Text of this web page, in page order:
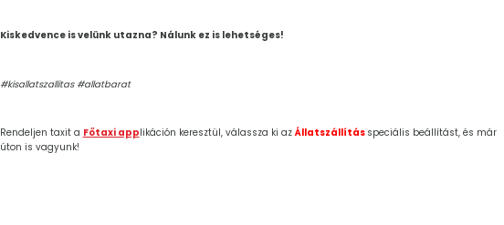
Kiskedvence is velünk utazna? Nálunk ez is lehetséges!
#kisallatszallitas #allatbarat
Rendeljen taxit a Főtaxi applikáción keresztül, válassza ki az Állatszállítás speciális beállítást, és már
úton is vagyunk!